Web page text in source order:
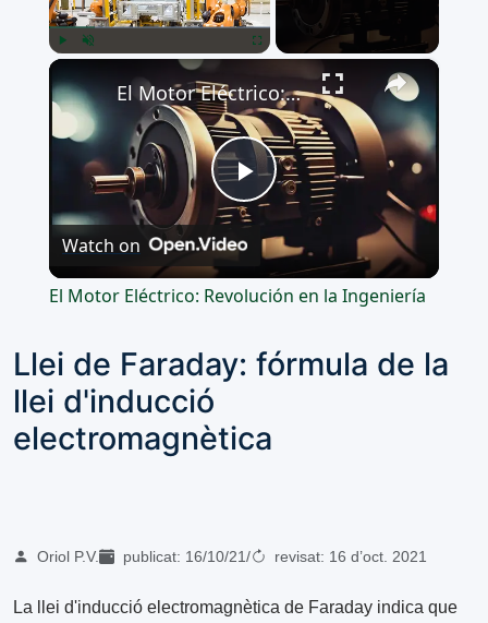
×
Play
Video
El Motor Eléctrico: Revolución en la Ingeniería
Watch on
El Motor Eléctrico: Revolución en la Ingeniería
Llei de Faraday: fórmula de la
llei d'inducció
electromagnètica
Oriol P.V. publicat: 16/10/21/ revisat: 16 d’oct. 2021
La llei d'inducció electromagnètica de Faraday indica que